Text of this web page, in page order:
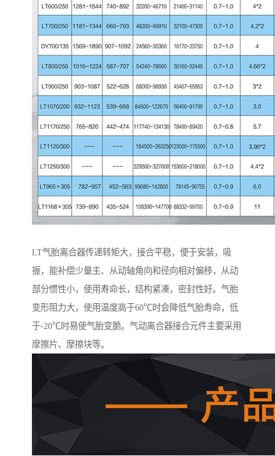
LT气胎离合器传递转矩大，接合平稳，便于安装，吸
振，能补偿少量主、从动轴角向和径向相对偏移，从动
部分惯性小，使用寿命长，结构紧凑，密封性好。气胎
变形阻力大，使用温度高于60℃时会降低气胎寿命，低
于-20℃时易使气胎变脆。气动离合器接合元件主要采用
摩擦片、摩擦块等。